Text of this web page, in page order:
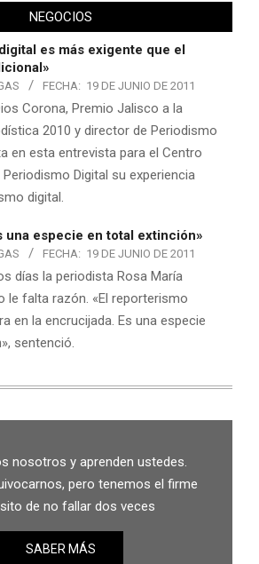
NEGOCIOS
es más exigente que el
FECHA: 19 DE JUNIO DE 2011
Corona, Premio Jalisco a la
2010 y director de Periodismo
en esta entrevista para el Centro
Digital su experiencia
digital.
una especie en total extinción»
FECHA: 19 DE JUNIO DE 2011
días la periodista Rosa María
le falta razón. «El reporterismo
en la encrucijada. Es una especie
sentenció.
nosotros y aprenden ustedes.
pero tenemos el firme
de no fallar dos veces
SABER MÁS